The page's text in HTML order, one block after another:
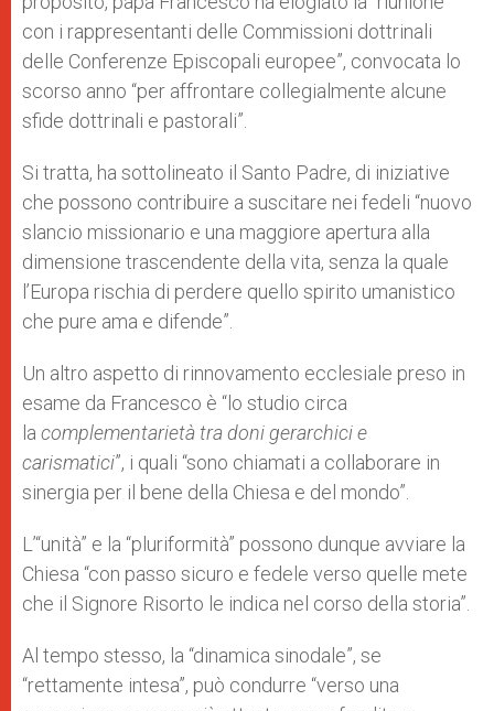
con i rappresentanti delle Commissioni dottrinali
delle Conferenze Episcopali europee”, convocata lo
scorso anno “per affrontare collegialmente alcune
sfide dottrinali e pastorali”.
Si tratta, ha sottolineato il Santo Padre, di iniziative
che possono contribuire a suscitare nei fedeli “nuovo
slancio missionario e una maggiore apertura alla
dimensione trascendente della vita, senza la quale
l’Europa rischia di perdere quello spirito umanistico
che pure ama e difende”.
Un altro aspetto di rinnovamento ecclesiale preso in
esame da Francesco è “lo studio circa
la complementarietà tra doni gerarchici e
carismatici”, i quali “sono chiamati a collaborare in
sinergia per il bene della Chiesa e del mondo”.
L’“unità” e la “pluriformità” possono dunque avviare la
Chiesa “con passo sicuro e fedele verso quelle mete
che il Signore Risorto le indica nel corso della storia”.
Al tempo stesso, la “dinamica sinodale”, se
“rettamente intesa”, può condurre “verso una